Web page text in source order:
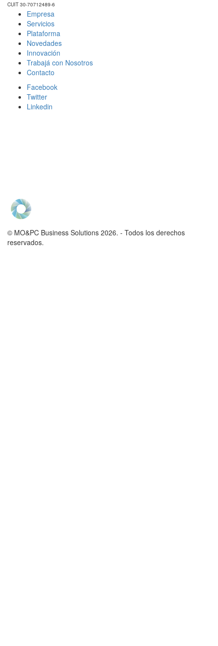
CUIT 30-70712489-6
Empresa
Servicios
Plataforma
Novedades
Innovación
Trabajá con Nosotros
Contacto
Facebook
Twitter
Linkedin
© MO&PC Business Solutions 2026. - Todos los derechos
reservados.